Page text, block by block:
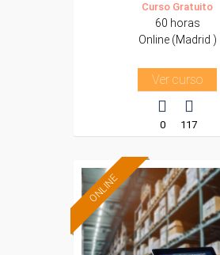
Curso Gratuito
60 horas
Online (Madrid )
Ver curso
0 117
ONLINE
Formación 100%
subvencionada.